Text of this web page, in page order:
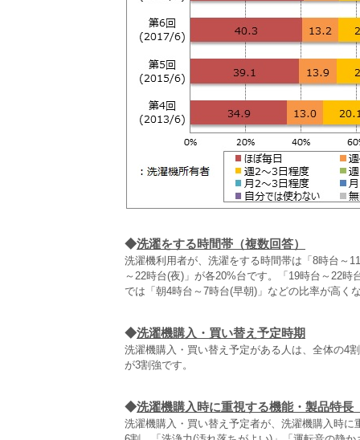
◆洗濯をする時間帯（複数回答）
洗濯機利用者が、洗濯をする時間帯は「8時台～
～22時台(夜)」が各20%台です。「19時台～22
では「朝4時台～7時台(早朝)」などの比率が高く
◆洗濯機購入・買い替え予定時期
洗濯機購入・買い替え予定がある人は、全体の4
が3割強です。
◆洗濯機購入時に重視する機能・製品特長
洗濯機購入・買い替え予定者が、洗濯機購入時